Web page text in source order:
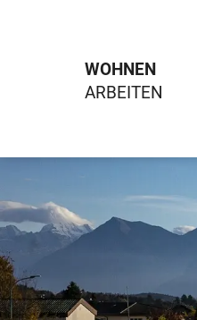
WOHNEN